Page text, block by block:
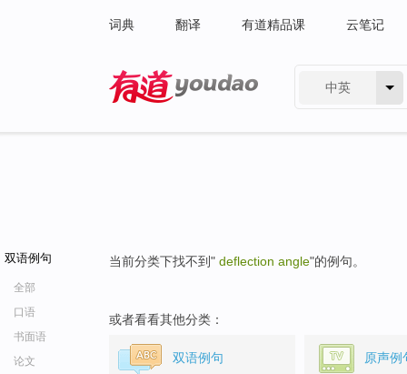
词典 翻译 有道精品课 云笔记
中英
双语例句
全部
口语
书面语
论文
当前分类下找不到" deflection angle"的例句。
或者看看其他分类：
双语例句 原声例